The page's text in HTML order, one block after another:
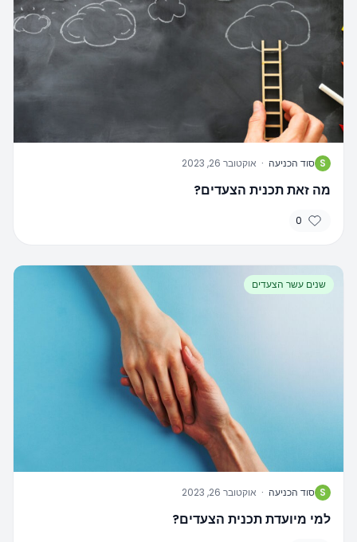
S סוד הכניעה · אוקטובר 26, 2023
מה זאת תכנית הצעדים?
0
שנים עשר הצעדים
S סוד הכניעה · אוקטובר 26, 2023
למי מיועדת תכנית הצעדים?